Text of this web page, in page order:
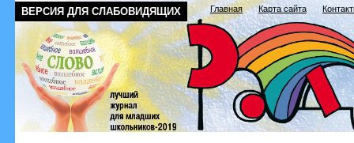
ВЕРСИЯ ДЛЯ СЛАБОВИДЯЩИХ Главная Карта сайта